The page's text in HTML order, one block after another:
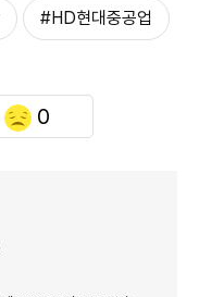
#HD현대중공업
0